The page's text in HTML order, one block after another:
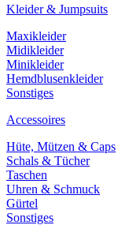
Kleider & Jumpsuits
Maxikleider
Midikleider
Minikleider
Hemdblusenkleider
Sonstiges
Accessoires
Hüte, Mützen & Caps
Schals & Tücher
Taschen
Uhren & Schmuck
Gürtel
Sonstiges